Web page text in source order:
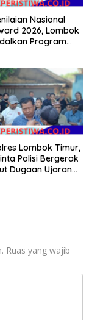
Nasional
2026, Lombok
Program
Lombok Timur,
Polisi Bergerak
Dugaan Ujaran
Ruas yang wajib